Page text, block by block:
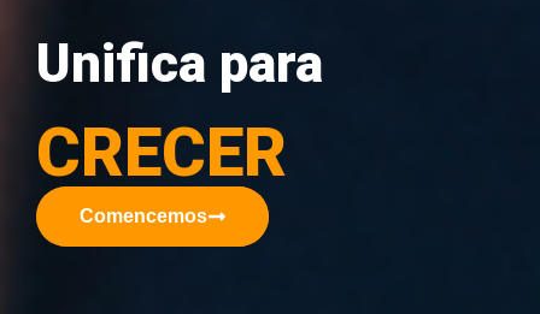
Unifica para
CRECER
Comencemos